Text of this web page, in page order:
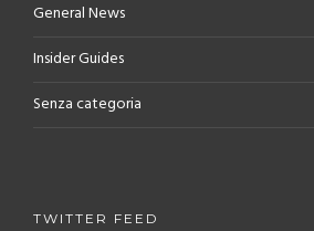
General News
Insider Guides
Senza categoria
TWITTER FEED